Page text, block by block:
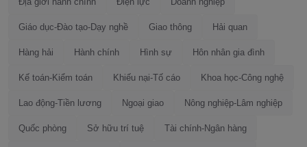
Giáo dục-Đào tạo-Dạy nghề Giao thông Hải quan
Hàng hải Hành chính Hình sự Hôn nhân gia đình
Kế toán-Kiểm toán Khiếu nại-Tố cáo Khoa học-Công nghệ
Lao động-Tiền lương Ngoại giao Nông nghiệp-Lâm nghiệp
Quốc phòng Sở hữu trí tuệ Tài chính-Ngân hàng